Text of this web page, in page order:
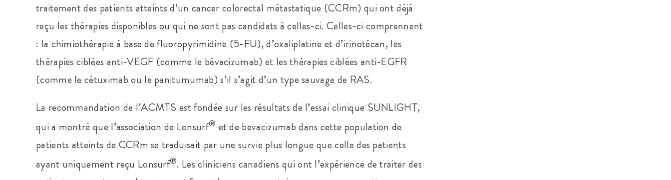
traitement des patients atteints d’un cancer colorectal métastatique (CCRm) qui ont déjà
reçu les thérapies disponibles ou qui ne sont pas candidats à celles-ci. Celles-ci comprennent
: la chimiothérapie à base de fluoropyrimidine (5-FU), d’oxaliplatine et d’irinotécan, les
thérapies ciblées anti-VEGF (comme le bévacizumab) et les thérapies ciblées anti-EGFR
(comme le cétuximab ou le panitumumab) s’il s’agit d’un type sauvage de RAS.
La recommandation de l’ACMTS est fondée sur les résultats de l’essai clinique SUNLIGHT,
qui a montré que l’association de Lonsurf® et de bevacizumab dans cette population de
patients atteints de CCRm se traduisait par une survie plus longue que celle des patients
ayant uniquement reçu Lonsurf®. Les cliniciens canadiens qui ont l’expérience de traiter des